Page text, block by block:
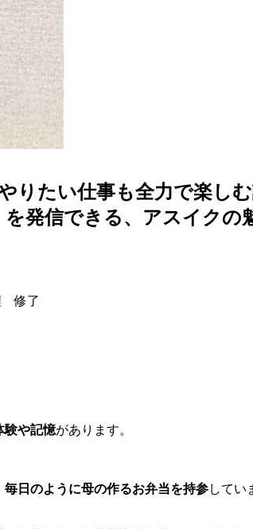
りたい仕事も全力で楽しむ
発信できる、アスイクの
修了
験や記憶があります。
毎日のように母の作るお弁当を持参してい